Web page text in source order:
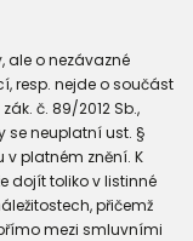
ale o nezávazné
resp. nejde o součást
č. 89/2012 Sb.,
se neuplatní ust. §
v platném znění. K
dojít toliko v listinné
přičemž
mezi smluvními